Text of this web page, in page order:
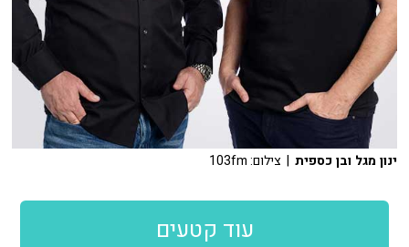
ינון מגל ובן כספית | צילום: 103fm
עוד קטעים